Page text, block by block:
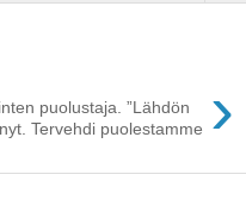
›
puolustaja. ”Lähdön
Tervehdi puolestamme